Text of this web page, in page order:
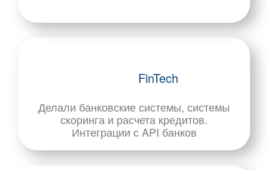
FinTech
Делали банковские системы, системы
скоринга и расчета кредитов.
Интеграции с API банков